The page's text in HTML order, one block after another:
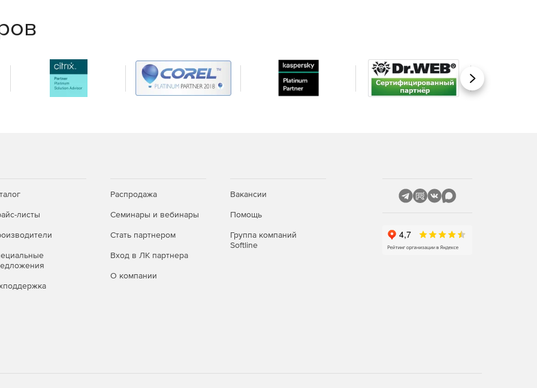
банка, режимам работы, записям.
в котором фиксируются все действия (или только
коррекция).
их просмотру внешними средствами.
Вперед
листы
Распродажа
Семинары и вебинары
Стать партнером
Вход в ЛК партнера
О компании
Вакансии
Помощь
Группа компаний
Softline